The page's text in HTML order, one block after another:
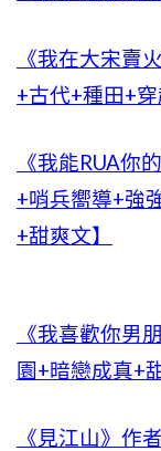
《我在大宋賣
+古代+種田+穿
《我能RUA你
+哨兵嚮導+強
+甜爽文】
《我喜歡你男
園+暗戀成真+
《見江山》作